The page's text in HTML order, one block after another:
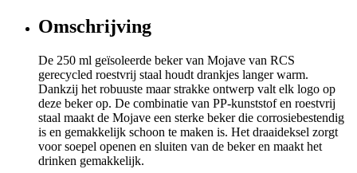
Omschrijving
De 250 ml geïsoleerde beker van Mojave van RCS
gerecycled roestvrij staal houdt drankjes langer warm.
Dankzij het robuuste maar strakke ontwerp valt elk logo op
deze beker op. De combinatie van PP-kunststof en roestvrij
staal maakt de Mojave een sterke beker die corrosiebestendig
is en gemakkelijk schoon te maken is. Het draaideksel zorgt
voor soepel openen en sluiten van de beker en maakt het
drinken gemakkelijk.